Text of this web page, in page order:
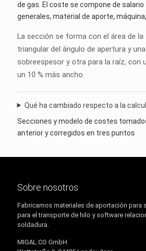
de gas. El coste se compone de
generales, material de aporte,
La sección se forma con el área de la
triangular del ángulo de apertura y
sobreespesor y otra para la raíz, con
un 10 % más ancho.
Qué ha cambiado respecto a la
Secciones y modelo de costes
anterior y corregidos en tres puntos
Sobre nosotros
Fabricamos materiales de aportación para
para el transporte de hilo y software
soldadura.
MIGAL.CO GmbH